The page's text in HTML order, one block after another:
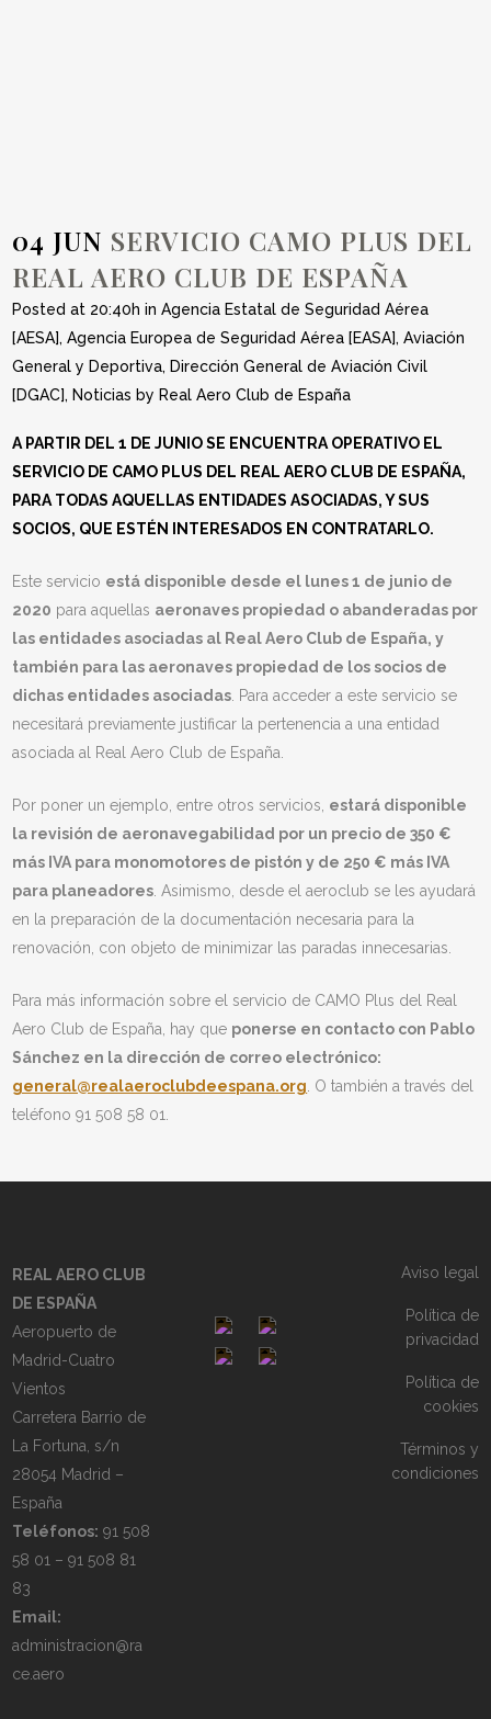
04 JUN SERVICIO CAMO PLUS DEL
REAL AERO CLUB DE ESPAÑA
Posted at 20:40h inAgencia Estatal de Seguridad Aérea
[AESA],Agencia Europea de Seguridad Aérea [EASA],Aviación
General y Deportiva, Dirección General de Aviación Civil
[DGAC], Noticias by Real Aero Club de España
A PARTIR DEL 1 DE JUNIO SE ENCUENTRA OPERATIVO EL
SERVICIO DE CAMO PLUS DEL REAL AERO CLUB DE ESPAÑA,
PARA TODAS AQUELLAS ENTIDADES ASOCIADAS, Y SUS
SOCIOS, QUE ESTÉN INTERESADOS EN CONTRATARLO.
Este servicio está disponible desde el lunes 1 de junio de
2020 para aquellas aeronaves propiedad o abanderadas por
las entidades asociadas al Real Aero Club de España, y
también para las aeronaves propiedad de los socios de
dichas entidades asociadas . Para acceder a este servicio se
necesitará previamente justificar la pertenencia a una entidad
asociada al Real Aero Club de España.
Por poner un ejemplo, entre otros servicios, estará disponible
la revisión de aeronavegabilidad por un precio de 350 €
más IVA para monomotores de pistón y de 250 € más IVA
para planeadores . Asimismo, desde el aeroclub se les ayudará
en la preparación de la documentación necesaria para la
renovación, con objeto de minimizar las paradas innecesarias.
Para más información sobre el servicio de CAMO Plus del Real
Aero Club de España, hay que ponerse en contacto con Pablo
Sánchez en la dirección de correo electrónico:
general@realaeroclubdeespana.org . O también a través del
teléfono 91 508 58 01.
REAL AERO CLUB
DE ESPAÑA
Aeropuerto de
Madrid-Cuatro
Vientos
Carretera Barrio de
La Fortuna, s/n
28054 Madrid –
España
Teléfonos: 91 508
58 01 – 91 508 81
83
Email:
administracion@ra
ce.aero
Aviso legal
Política de
privacidad
Política de
cookies
Términos y
condiciones